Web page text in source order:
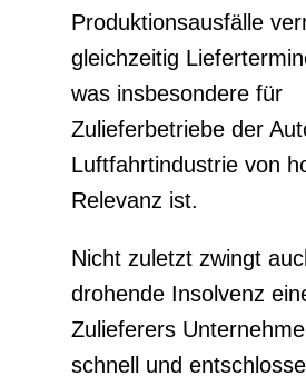
Produktionsausfälle
gleichzeitig
was insbesondere für
Zulieferbetriebe der
Luftfahrtindustrie von
Relevanz ist.
Nicht zuletzt zwingt
drohende Insolvenz
Zulieferers
schnell und